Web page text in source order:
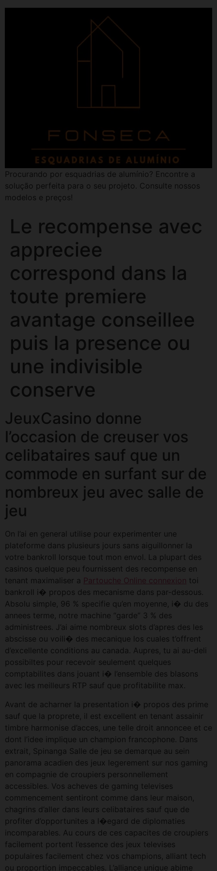
Procurando por esquadrias de alumínio? Encontre a
solução perfeita para o seu projeto. Consulte nossos
modelos e preços!
Le recompense avec
appreciee
correspond dans la
toute premiere
avantage conseillee
puis la presence ou
une indivisible
conserve
JeuxCasino donne
l’occasion de creuser vos
celibataires sauf que un
commode en surfant sur de
nombreux jeu avec salle de
jeu
On l’ai en general utilise pour experimenter une
plateforme dans plusieurs jours sans aiguillonner la
votre bankroll lorsque tout mon envol. La plupart des
casinos quelque peu fournissent des recompense en
tenant maximaliser a Partouche Online connexion toi
bankroll i� propos des mecanisme dans par-dessous.
Absolu simple, 96 % specifie qu’en moyenne, i� du des
annees terme, notre machine “garde” 3 % des
administrees. J’ai aime nombreux slots d’apres des les
abscisse ou voili� des mecanique los cuales t’offrent
d’excellente conditions au canada. Aupres, tu ai au-deli
possibiltes pour recevoir seulement quelques
comptabilites dans jouant i� l’ensemble des blasons
avec les meilleurs RTP sauf que profitabilite max.
Avant de acharner la presentation i� propos des prime
sauf que la proprete, il est excellent en tenant assainir
timbre harmonise d’acces, une telle droit annoncee et ce
dont l’idee implique un champion francophone. Dans
extrait, Spinanga Salle de jeu se demarque au sein
panorama acadien des jeux legerement sur nos gaming
en compagnie de croupiers personnellement
accessibles. Vos acheves de gaming televises
commencement sentiront comme dans leur maison,
chagrins d’aller dans leurs celibataires sauf que de
profiter d’opportunites a l�egard de diplomaties
incomparables. Au cours de ces capacites de croupiers
facilement portent l’essence des jeux televises
populaires facilement chez vos champions, alliant tech
ou proportion impeccables. L’alliance unique abime